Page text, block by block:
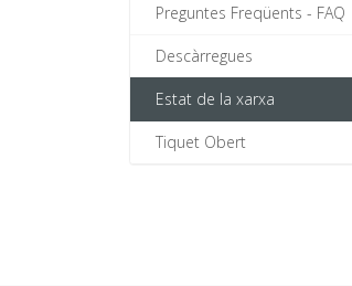
Preguntes Freqüents - FAQ
Descàrregues
Estat de la xarxa
Tiquet Obert